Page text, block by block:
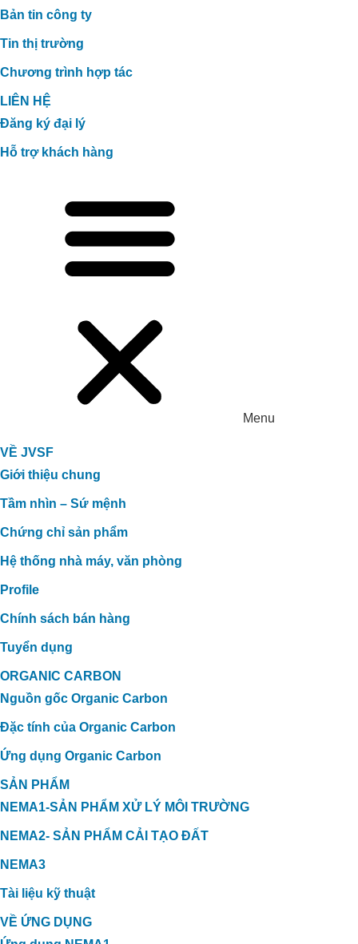
Bản tin công ty
Tin thị trường
Chương trình hợp tác
LIÊN HỆ
Đăng ký đại lý
Hỗ trợ khách hàng
Menu
VỀ JVSF
Giới thiệu chung
Tầm nhìn – Sứ mệnh
Chứng chỉ sản phẩm
Hệ thống nhà máy, văn phòng
Profile
Chính sách bán hàng
Tuyển dụng
ORGANIC CARBON
Nguồn gốc Organic Carbon
Đặc tính của Organic Carbon
Ứng dụng Organic Carbon
SẢN PHẨM
NEMA1-SẢN PHẨM XỬ LÝ MÔI TRƯỜNG
NEMA2- SẢN PHẨM CẢI TẠO ĐẤT
NEMA3
Tài liệu kỹ thuật
VỀ ỨNG DỤNG